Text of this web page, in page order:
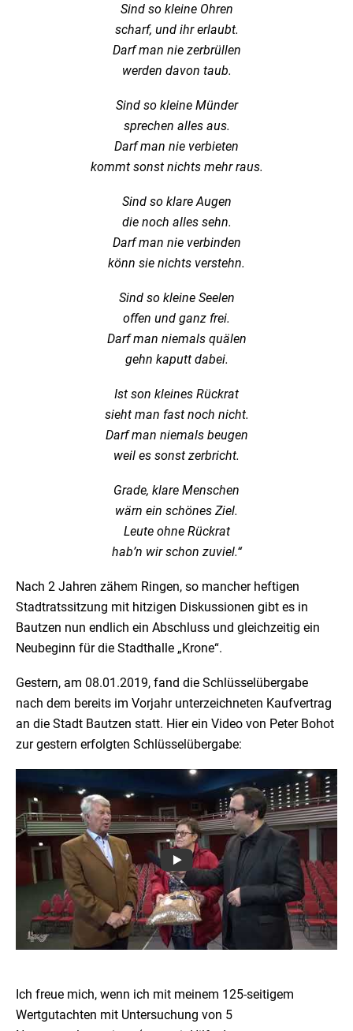
Sind so kleine Ohren
scharf, und ihr erlaubt.
Darf man nie zerbrüllen
werden davon taub.
Sind so kleine Münder
sprechen alles aus.
Darf man nie verbieten
kommt sonst nichts mehr raus.
Sind so klare Augen
die noch alles sehn.
Darf man nie verbinden
könn sie nichts verstehn.
Sind so kleine Seelen
offen und ganz frei.
Darf man niemals quälen
gehn kaputt dabei.
Ist son kleines Rückrat
sieht man fast noch nicht.
Darf man niemals beugen
weil es sonst zerbricht.
Grade, klare Menschen
wärn ein schönes Ziel.
Leute ohne Rückrat
hab’n wir schon zuviel.“
Nach 2 Jahren zähem Ringen, so mancher heftigen
Stadtratssitzung mit hitzigen Diskussionen gibt es in
Bautzen nun endlich ein Abschluss und gleichzeitig ein
Neubeginn für die Stadthalle „Krone“.
Gestern, am 08.01.2019, fand die Schlüsselübergabe
nach dem bereits im Vorjahr unterzeichneten Kaufvertrag
an die Stadt Bautzen statt. Hier ein Video von Peter Bohot
zur gestern erfolgten Schlüsselübergabe:
Ich freue mich, wenn ich mit meinem 125-seitigem
Wertgutachten mit Untersuchung von 5